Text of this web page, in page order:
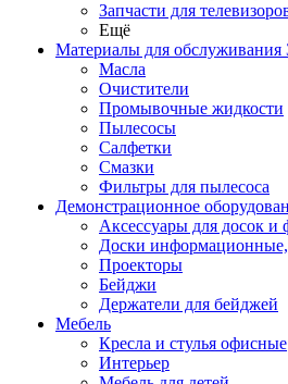
Запчасти для
Ещё
Материалы для
Масла
Очистители
Промывочные жидкости
Пылесосы
Салфетки
Смазки
Фильтры для пылесоса
Демонстрационное
Аксессуары для досок и
Доски
Проекторы
Бейджи
Держатели для бейджей
Мебель
Кресла и стулья офисные
Интерьер